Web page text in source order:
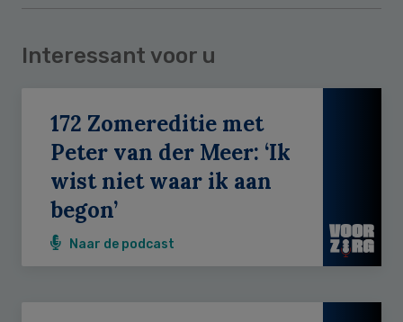
Interessant voor u
172 Zomereditie met
Peter van der Meer: ‘Ik
wist niet waar ik aan
begon’
Naar de podcast